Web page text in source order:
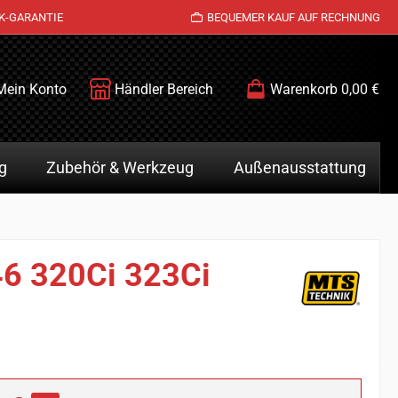
GARANTIE BEQUEMER KAUF AUF RECHNUNG
Konto Händler Bereich Warenkorb 0,00 €
Zubehör & Werkzeug Außenausstattung
320Ci 323Ci